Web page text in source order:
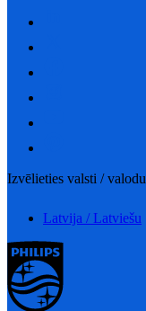
Izvēlieties valsti / valodu
Latvija / Latviešu